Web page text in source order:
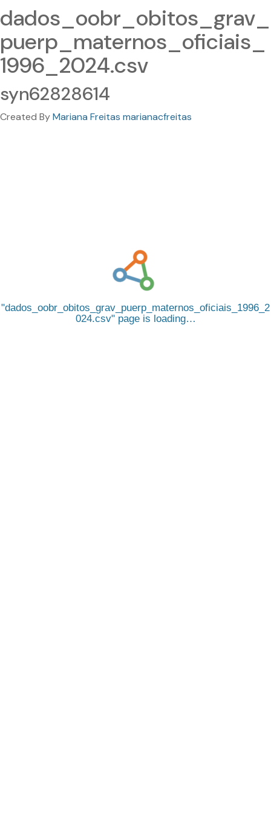
dados_oobr_obitos_grav_
puerp_maternos_oficiais_
1996_2024.csv
syn62828614
Created ByMariana Freitas marianacfreitas
dados_oobr_obitos_grav_puerp_maternos_oficiais_1996_2
024.csv page is loading…